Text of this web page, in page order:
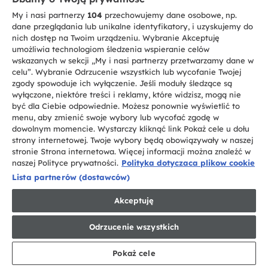
Możesz poprosić o kopię klauzul umownych
określonych przez firmę Haier Europe, pisząc na
adres Administratora wskazany w sekcji [O NAS]
niniejszej polityki.
10. JAKIE PRAWA
PRZYSŁUGUJĄ CI
NA MOCY
PRZEPISÓW I JAK
MOŻESZ Z NICH
SKORZYSTAĆ
Przepisy prawa dają Ci prawo do kontroli sposobu
przetwarzania Twoich danych oraz, w razie
My i nasi partnerzy 104 przechowujemy dane osobowe, np.
dane przeglądania lub unikalne identyfikatory, i uzyskujemy do
nich dostęp na Twoim urządzeniu. Wybranie Akceptuję
umożliwia technologiom śledzenia wspieranie celów
wskazanych w sekcji „My i nasi partnerzy przetwarzamy dane w
celu”. Wybranie Odrzucenie wszystkich lub wycofanie Twojej
zgody spowoduje ich wyłączenie. Jeśli moduły śledzące są
wyłączone, niektóre treści i reklamy, które widzisz, mogą nie
być dla Ciebie odpowiednie. Możesz ponownie wyświetlić to
menu, aby zmienić swoje wybory lub wycofać zgodę w
dowolnym momencie. Wystarczy kliknąć link Pokaż cele u dołu
strony internetowej. Twoje wybory będą obowiązywały w naszej
stronie Strona internetowa. Więcej informacji można znaleźć w
naszej Polityce prywatności. Polityka dotyczaca plikow cookie
Lista partnerów (dostawców)
Akceptuję
Odrzucenie wszystkich
Pokaż cele